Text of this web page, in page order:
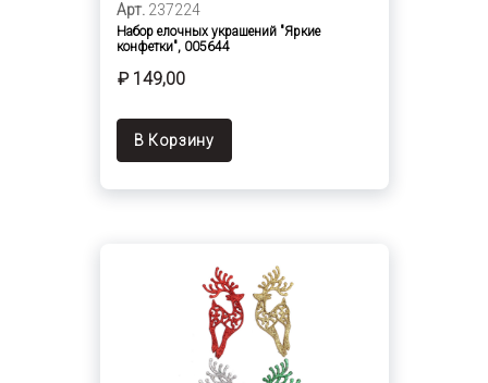
Арт. 237224
Набор елочных украшений "Яркие
конфетки", 005644
₽ 149,00
В Корзину